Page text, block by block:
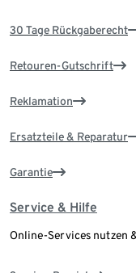
30 Tage Rückgaberecht
Retouren-Gutschrift
Reklamation
Ersatzteile & Reparatur
Garantie
Service & Hilfe
Online-Services nutzen